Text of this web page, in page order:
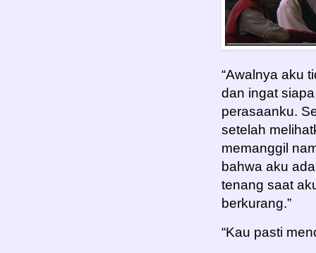
“Awalnya aku
dan ingat
perasaanku.
setelah
memanggil
bahwa aku
tenang saat
berkurang.”
“Kau pasti